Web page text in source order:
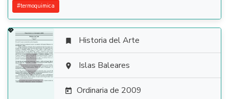
#termoquimica

 Historia del Arte
 Islas Baleares
 Ordinaria de 2009